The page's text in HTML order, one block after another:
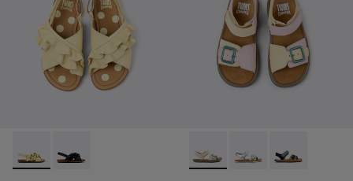
Twins - K800677-001 - Gelbe Ledersandalen für Kinder.
Twins - K800677-003 Twins - K800672-003 -
Twins - K800672-
Twins -